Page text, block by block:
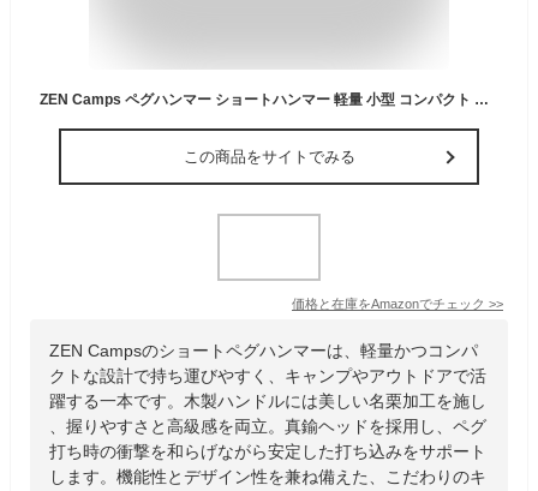
ZEN Camps ペグハンマー ショートハンマー 軽量 小型 コンパクト キャンプ 木製ハンドル 名栗加工 真鍮ヘッド (榉木(ナチュラル))
この商品をサイトでみる
価格と在庫をAmazonでチェック >>
ZEN Campsのショートペグハンマーは、軽量かつコンパ
クトな設計で持ち運びやすく、キャンプやアウトドアで活
躍する一本です。木製ハンドルには美しい名栗加工を施し
、握りやすさと高級感を両立。真鍮ヘッドを採用し、ペグ
打ち時の衝撃を和らげながら安定した打ち込みをサポート
します。機能性とデザイン性を兼ね備えた、こだわりのキ